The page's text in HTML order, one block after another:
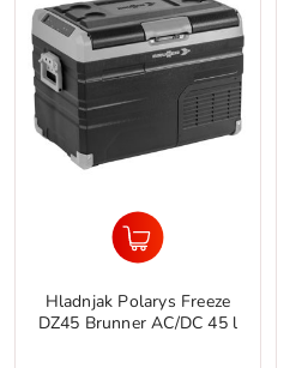
Hladnjak Polarys Freeze
DZ45 Brunner AC/DC 45 l